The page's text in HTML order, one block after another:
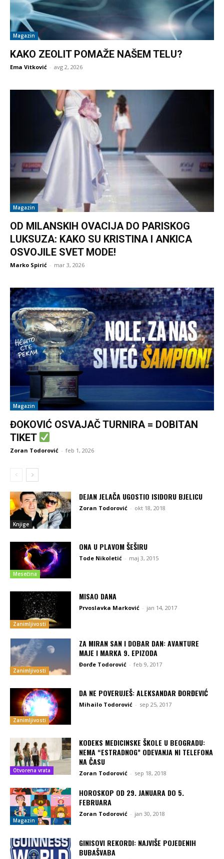
Magazin
KAKO ZEOLIT POMAŽE NAŠEM TELU?
Ema Vitković - avg 2, 2026
Magazin
OD MILANSKIH OVACIJA DO PARISKOG
LUKSUZA: KAKO SU KRISTINA I ANKICA
OSVOJILE SVET MODE!
Marko Spirić - mar 3, 2026
Magazin
ĐOKOVIĆ OSVAJAČ TURNIRA = DOBITAN
TIKET
Zoran Todorović - feb 1, 2026
Knjige
DEJAN JELAČA UGOSTIO ISIDORU BJELICU
Zoran Todorović - okt 18, 2018
Mesečina
ONA U PLAVOM ŠEŠIRU
Tode Nikoletić - maj 3, 2015
Zanimljivosti
MISAO DANA
Prvoslavka Marković - jan 14, 2017
Zanimljivosti
ZA MIRAN SAN I DOBAR DAN: AVANTURE
MAJE I MARKA 9. EPIZODA
Đorđe Todorović - feb 9, 2017
Zanimljivosti
DA NE POVERUJEŠ: ALEKSANDAR ĐORĐEVIĆ
Mihailo Todorović - sep 25, 2017
Otvorena vrata
KODEKS MEDICINSKE ŠKOLE U BEOGRADU:
NEMA “ESTRADNOG” ODEVANJA NI TELEFONA
NA ČASU
Zoran Todorović - sep 18, 2018
Magazin
HOROSKOP OD 29. JANUARA DO 5.
FEBRUARA
Zoran Todorović - jan 30, 2018
GINISOVI REKORDI: NAJVIŠE POJEDENIH
BUBAŠVABA